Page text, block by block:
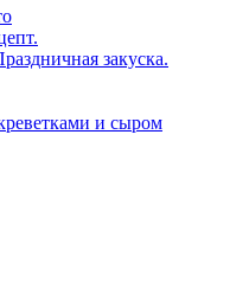
закуска.
и сыром